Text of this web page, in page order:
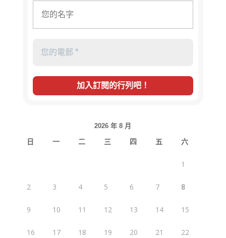
2026 年 8 月
日 一 二 三 四 五 六
1
2 3 4 5 6 7 8
9 10 11 12 13 14 15
16 17 18 19 20 21 22